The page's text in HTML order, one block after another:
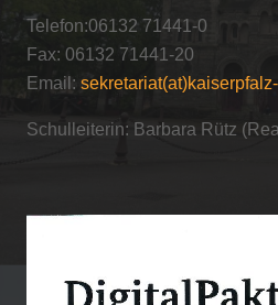
Telefon:06132 71441-0
Fax: 06132 71441-20
Email:
Schulleiterin: Barbara Rütz